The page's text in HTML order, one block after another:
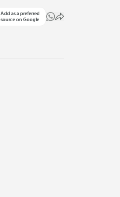
Add as a preferred
source on Google